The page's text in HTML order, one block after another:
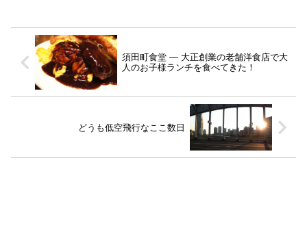
須田町食堂 ― 大正創業の老舗洋食店で大
人のお子様ランチを食べてきた！
どうも低空飛行なここ数日